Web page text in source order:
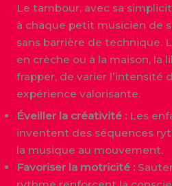
Le tambour, avec sa
à chaque petit musicien de
sans barrière de technique.
en crèche ou à la maison, la
frapper, de varier l’intensité
expérience valorisante.
Éveiller la créativité :Les
inventent des séquences
la musique au mouvement.
Favoriser la motricité :